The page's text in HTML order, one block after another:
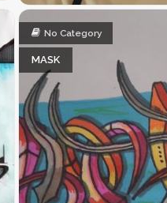
MASK
No Category